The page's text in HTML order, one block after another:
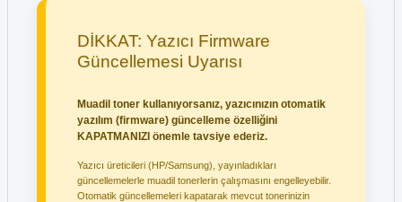
DİKKAT: Yazıcı Firmware
Güncellemesi Uyarısı
Muadil toner kullanıyorsanız, yazıcınızın otomatik
yazılım (firmware) güncelleme özelliğini
KAPATMANIZI önemle tavsiye ederiz.
Yazıcı üreticileri (HP/Samsung), yayınladıkları
güncellemelerle muadil tonerlerin çalışmasını engelleyebilir.
Otomatik güncellemeleri kapatarak mevcut tonerinizin